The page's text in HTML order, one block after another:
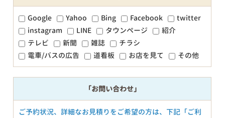
Google Yahoo Bing Facebook
twitter
instagram
LINE タウンページ
紹介
テレビ
新聞 雑誌
チラシ
電車/バスの広告
道看板 お店を見て その他
「お問い合わせ」
ご予約状況、詳細なお見積りをご希望の方は、下記「ご利